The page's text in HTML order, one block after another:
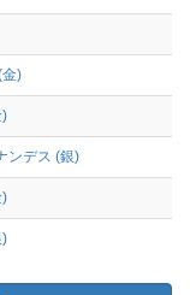
金)
)
ンデス (銀)
)
)